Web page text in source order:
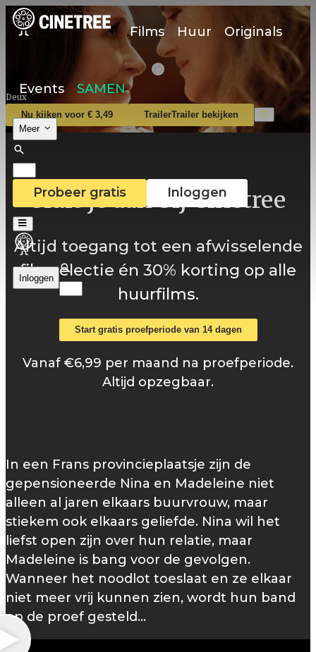
Films Huur Originals
Events SAMEN
Meer
Probeer gratis Inloggen
Inloggen
Deux
Nu kijken voor € 3,49 TrailerTrailer bekijken
Sluit je aan bij Cinetree
Altijd toegang tot een afwisselende
filmselectie én 30% korting op alle
huurfilms.
Start gratis proefperiode van 14 dagen
Vanaf €6,99 per maand na proefperiode.
Altijd opzegbaar.
In een Frans provincieplaatsje zijn de
gepensioneerde Nina en Madeleine niet
alleen al jaren elkaars buurvrouw, maar
stiekem ook elkaars geliefde. Nina wil het
liefst open zijn over hun relatie, maar
Madeleine is bang voor de gevolgen.
Wanneer het noodlot toeslaat en ze elkaar
niet meer vrij kunnen zien, wordt hun band
op de proef gesteld…